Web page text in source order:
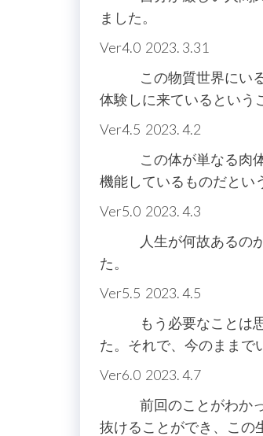
ました。
Ver4.0 2023. 3.31
この物質世界にいる
体験しに来ているという
Ver4.5 2023. 4.2
この体が単なる肉体
機能しているものだとい
Ver5.0 2023. 4.3
人生が何故あるのか
た。
Ver5.5 2023. 4.5
もう必要なことは思
た。それで、今のままで
Ver6.0 2023. 4.7
前回のことがわかっ
抜けることができ、この